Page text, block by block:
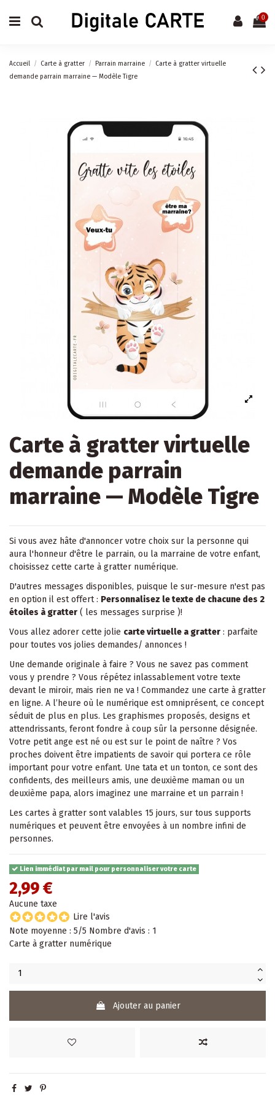
0
Accueil Carte à gratter Parrain marraine
Carte à gratter virtuelle
demande parrain marraine — Modèle Tigre
Carte à gratter virtuelle
demande parrain
marraine — Modèle Tigre
Si vous avez hâte d'annoncer votre choix sur la personne qui
aura l'honneur d'être le parrain, ou la marraine de votre enfant,
choisissez cette carte à gratter numérique.
D'autres messages disponibles, puisque le sur-mesure n'est pas
en option il est offert : Personnalisez le texte de chacune des 2
étoiles à gratter ( les messages surprise )!
Vous allez adorer cette jolie carte virtuelle a gratter : parfaite
pour toutes vos jolies demandes/ annonces !
Une demande originale à faire ? Vous ne savez pas comment
vous y prendre ? Vous répétez inlassablement votre texte
devant le miroir, mais rien ne va ! Commandez une carte à gratter
en ligne. A l’heure où le numérique est omniprésent, ce concept
séduit de plus en plus. Les graphismes proposés, designs et
attendrissants, feront fondre à coup sûr la personne désignée.
Votre petit ange est né ou est sur le point de naître ? Vos
proches doivent être impatients de savoir qui portera ce rôle
important pour votre enfant. Une tata et un tonton, ce sont des
confidents, des meilleurs amis, une deuxième maman ou un
deuxième papa, alors imaginez une marraine et un parrain !
Les cartes à gratter sont valables 15 jours, sur tous supports
numériques et peuvent être envoyées à un nombre infini de
personnes.
Lien immédiat par mail pour personnaliser votre carte
2,99 €
Aucune taxe
Lire l'avis
Note moyenne : 5/5 Nombre d'avis : 1
Carte à gratter numérique
Ajouter au panier